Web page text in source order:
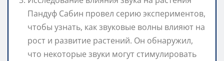
Пандуф Сабин провел серию экспериментов,
чтобы узнать, как звуковые волны влияют на
рост и развитие растений. Он обнаружил,
что некоторые звуки могут стимулировать